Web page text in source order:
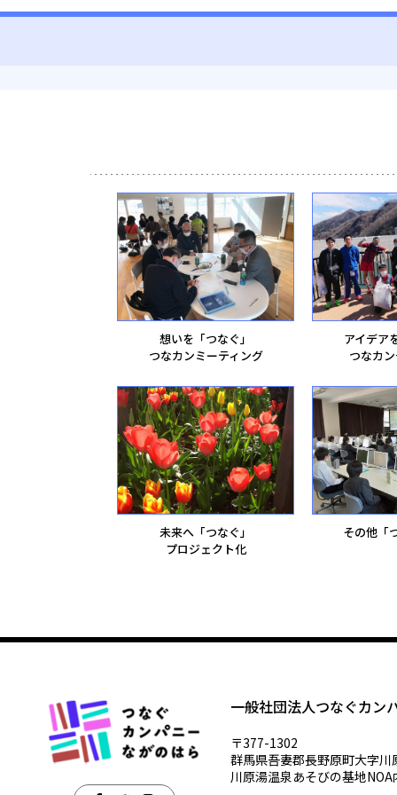
想いを「つなぐ」
つなカンミーティング
アイデア
つなカ
未来へ「つなぐ」
プロジェクト化
その他「
一般社団法人つなぐカン
〒377-1302
群馬県吾妻郡長野原町大字川
川原湯温泉あそびの基地NOA